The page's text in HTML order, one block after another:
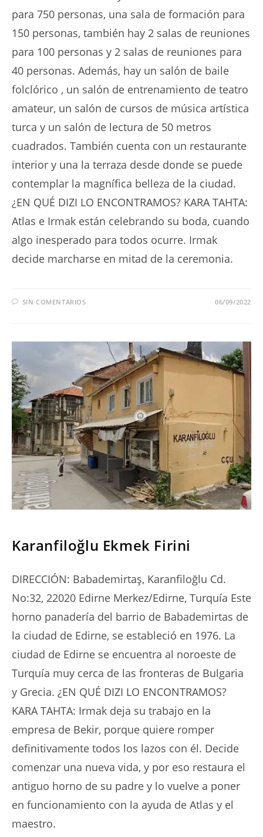
para 750 personas, una sala de formación para
150 personas, también hay 2 salas de reuniones
para 100 personas y 2 salas de reuniones para
40 personas. Además, hay un salón de baile
folclórico , un salón de entrenamiento de teatro
amateur, un salón de cursos de música artística
turca y un salón de lectura de 50 metros
cuadrados. También cuenta con un restaurante
interior y una la terraza desde donde se puede
contemplar la magnífica belleza de la ciudad.
¿EN QUÉ DIZI LO ENCONTRAMOS? KARA TAHTA:
Atlas e Irmak están celebrando su boda, cuando
algo inesperado para todos ocurre. Irmak
decide marcharse en mitad de la ceremonia.
SIN COMENTARIOS 06/09/2022
Karanfiloğlu Ekmek Firini
DIRECCIÓN: Babademirtaş, Karanfiloğlu Cd.
No:32, 22020 Edirne Merkez/Edirne, Turquía Este
horno panadería del barrio de Babademirtas de
la ciudad de Edirne, se estableció en 1976. La
ciudad de Edirne se encuentra al noroeste de
Turquía muy cerca de las fronteras de Bulgaria
y Grecia. ¿EN QUÉ DIZI LO ENCONTRAMOS?
KARA TAHTA: Irmak deja su trabajo en la
empresa de Bekir, porque quiere romper
definitivamente todos los lazos con él. Decide
comenzar una nueva vida, y por eso restaura el
antiguo horno de su padre y lo vuelve a poner
en funcionamiento con la ayuda de Atlas y el
maestro.